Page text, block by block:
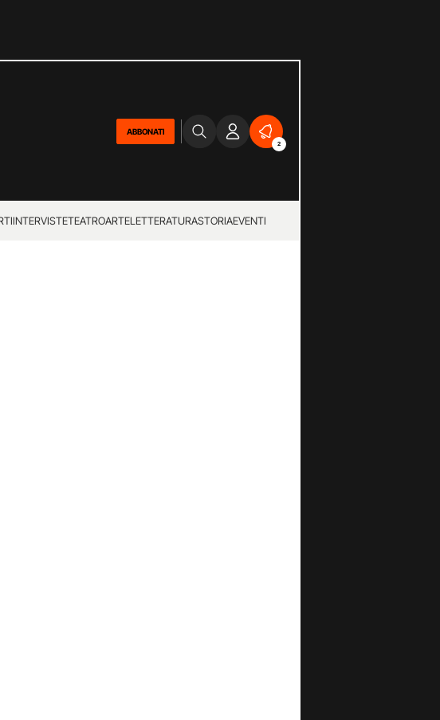
ABBONATI
2
INTERVISTETEATROARTELETTERATURASTORIAEVENTI